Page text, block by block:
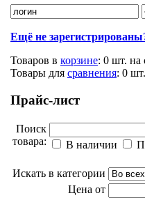
Ещё не
Товаров в корзине: 0 шт. на
Товары для сравнения: 0 шт.
Прайс-лист
Поиск
товара:
В наличии
Искать в категории
Цена от